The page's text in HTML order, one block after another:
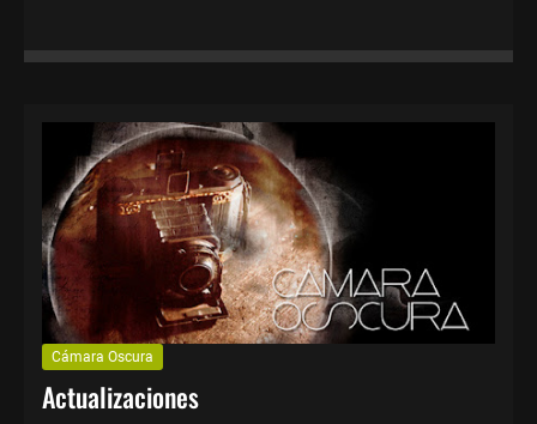
Cámara Oscura
Actualizaciones